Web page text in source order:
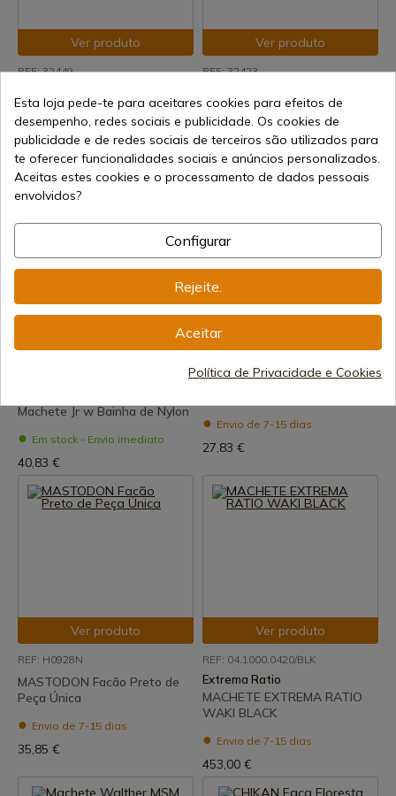
Ver produto
REF: 32449
45 cm
Em stock - Envio imediato
36,19 €
Ver produto
REF: 32423
Trodon. Lâmina 39 cm
Em stock - Envio imediato
19,86 €
Machete Jr w Bainha de Nylon
Em stock - Envio imediato
40,83 €
Cortador de hastes de
Envio de 7-15 dias
27,83 €
Ver produto
REF: H0928N
MASTODON Facão Preto de
Peça Única
Envio de 7-15 dias
35,85 €
Ver produto
REF: 04.1000.0420/BLK
Extrema Ratio
MACHETE EXTREMA RATIO
WAKI BLACK
Envio de 7-15 dias
453,00 €
Esta loja pede-te para aceitares cookies para efeitos de
desempenho, redes sociais e publicidade. Os cookies de
publicidade e de redes sociais de terceiros são utilizados para
te oferecer funcionalidades sociais e anúncios personalizados.
Aceitas estes cookies e o processamento de dados pessoais
envolvidos?
Configurar
Rejeite.
Aceitar
Política de Privacidade e Cookies